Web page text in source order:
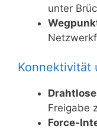
unter
Konnektivität
Freigabe
Force-